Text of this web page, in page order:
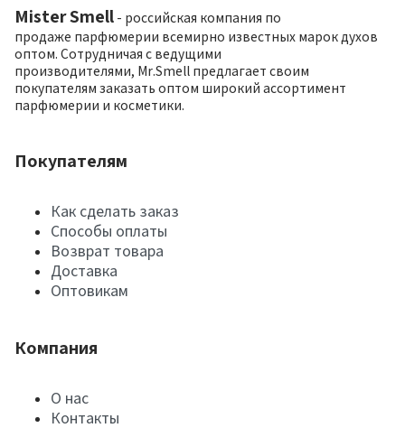
Mister Smell - российская компания по
продаже парфюмерии всемирно известных марок духов
оптом. Сотрудничая с ведущими
производителями, Mr.Smell предлагает своим
покупателям заказать оптом широкий ассортимент
парфюмерии и косметики.
Покупателям
Как сделать заказ
Способы оплаты
Возврат товара
Доставка
Оптовикам
Компания
О нас
Контакты